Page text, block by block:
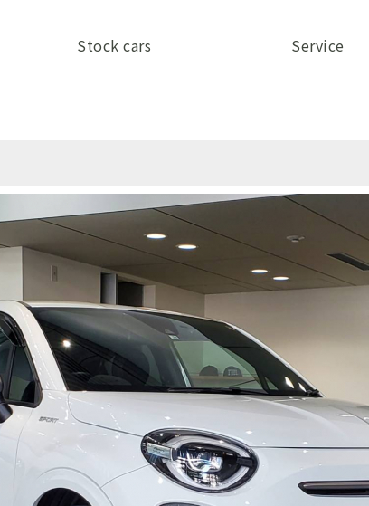
Stock cars Service